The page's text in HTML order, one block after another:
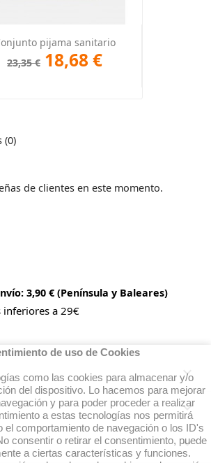
pijama sanitario
23,35 € 18,68 €
(0)
de clientes en este momento.
3,90 € (Península y Baleares)
inferiores a 29€



de uso de Cookies
como las cookies para almacenar y/o
del dispositivo. Lo hacemos para mejorar
y para poder proceder a realizar
a estas tecnologías nos permitirá
el comportamiento de navegación o los ID's
consentir o retirar el consentimiento, puede
a ciertas características y funciones.